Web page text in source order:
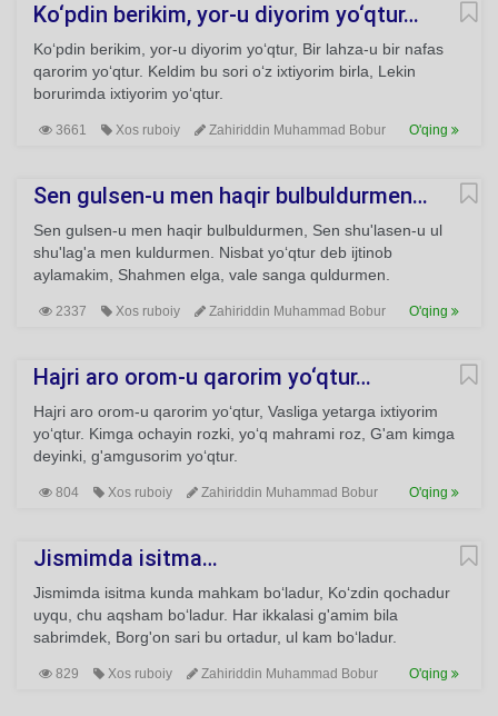
Ko‘pdin berikim, yor-u diyorim yo‘qtur…
Ko‘pdin berikim, yor-u diyorim yo‘qtur, Bir lahza-u bir nafas
qarorim yo‘qtur. Keldim bu sori o‘z ixtiyorim birla, Lekin
borurimda ixtiyorim yo‘qtur.
3661 Xos ruboiy Zahiriddin Muhammad Bobur O'qing
Sen gulsen-u men haqir bulbuldurmen…
Sen gulsen-u men haqir bulbuldurmen, Sen shu'lasen-u ul
shu'lag'a men kuldurmen. Nisbat yo‘qtur deb ijtinob
aylamakim, Shahmen elga, vale sanga quldurmen.
2337 Xos ruboiy Zahiriddin Muhammad Bobur O'qing
Hajri aro orom-u qarorim yo‘qtur…
Hajri aro orom-u qarorim yo‘qtur, Vasliga yetarga ixtiyorim
yo‘qtur. Kimga ochayin rozki, yo‘q mahrami roz, G'am kimga
deyinki, g'amgusorim yo‘qtur.
804 Xos ruboiy Zahiriddin Muhammad Bobur O'qing
Jismimda isitma…
Jismimda isitma kunda mahkam bo‘ladur, Ko‘zdin qochadur
uyqu, chu aqsham bo‘ladur. Har ikkalasi g'amim bila
sabrimdek, Borg'on sari bu ortadur, ul kam bo‘ladur.
829 Xos ruboiy Zahiriddin Muhammad Bobur O'qing